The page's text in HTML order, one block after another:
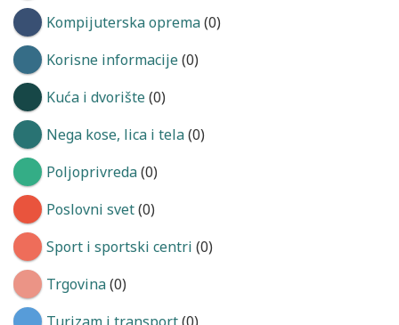
Kompijuterska oprema(0)
Korisne informacije(0)
Kuća i dvorište(0)
Nega kose, lica i tela(0)
Poljoprivreda(0)
Poslovni svet(0)
Sport i sportski centri (0)
Trgovina(0)